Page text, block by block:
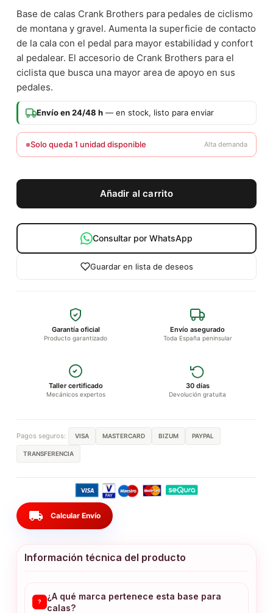
Base de calas Crank Brothers para pedales de ciclismo
de montana y gravel. Aumenta la superficie de contacto
de la cala con el pedal para mayor estabilidad y confort
al pedalear. El accesorio de Crank Brothers para el
ciclista que busca una mayor area de apoyo en sus
pedales.
Envío en 24/48 h — en stock, listo para enviar
Solo queda 1 unidad disponible Alta demanda
Añadir al carrito
Consultar por WhatsApp
Guardar en lista de deseos
Garantía oficial
Producto garantizado
Envío asegurado
Toda España peninsular
Taller certificado
Mecánicos expertos
30 días
Devolución gratuita
Pagos seguros: VISA MASTERCARD BIZUM PAYPAL
TRANSFERENCIA
local_shipping Calcular Envío
Información técnica del producto
?
¿A qué marca pertenece esta base para
calas?